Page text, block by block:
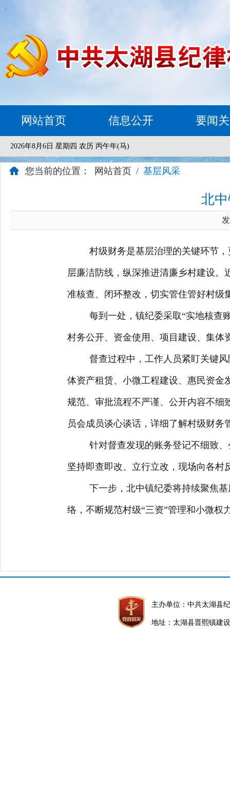
网站首页 信息公开 要闻
2026年8月6日 星期四 农历 丙午年(马)
您当前的位置： 网站首页 / 基层风采
北
村级财务是基层治理的关键环节
层廉洁防线，纵深推进清廉乡村建设
准核查、闭环整改，切实管住管好村级
每到一处，镇纪委采取“实地核查
村务公开、资金使用、项目建设、集体
督查过程中，工作人员紧盯关键
体资产租赁、小微工程建设、惠民资金
规范、审批流程不严谨、公开内容不细
员会成员谈心谈话，详细了解村级财
针对督查发现的账务登记不细致
坚持即查即改、立行立改，现场向各
下一步，北中镇纪委将持续聚焦
络，不断规范村级“三资”管理和小微权
主办单位：中共太湖县
地址：太湖县晋熙镇建